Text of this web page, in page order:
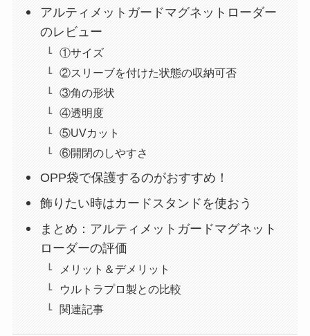
アルティメットガードマグネットローダー
のレビュー
①サイズ
②スリーブを付けた状態の収納可否
③角の形状
④透明度
⑤UVカット
⑥開閉のしやすさ
OPP袋で保護するのがおすすめ！
飾りたい時はカードスタンドを使おう
まとめ：アルティメットガードマグネット
ローダーの評価
メリット＆デメリット
ウルトラプロ製との比較
関連記事